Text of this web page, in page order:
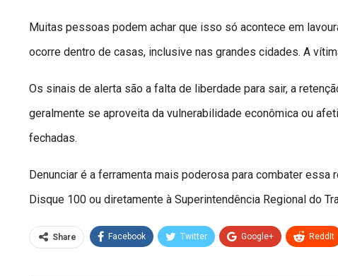
Muitas pessoas podem achar que isso só acontece em
ocorre dentro de casas, inclusive nas grandes cidades. A
Os sinais de alerta são a falta de liberdade para sair, a
geralmente se aproveita da vulnerabilidade econômica ou
fechadas.
Denunciar é a ferramenta mais poderosa para combater
Disque 100 ou diretamente à Superintendência Regional do
Share Facebook Twitter Google+ ReddIt